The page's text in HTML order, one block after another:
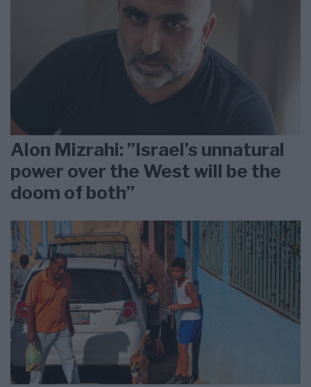
Alon Mizrahi: ”Israel’s unnatural
power over the West will be the
doom of both”